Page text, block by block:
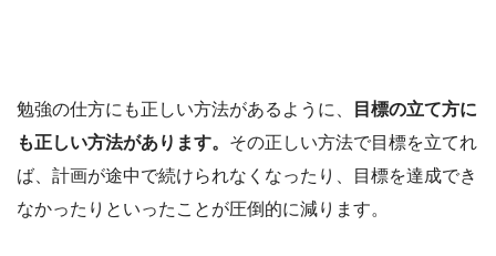
勉強の仕方にも正しい方法があるように、
目標の立て方に
も正しい方法があります。 その正しい方法で目標を立てれ
ば、計画が途中で続けられなくなったり、目標を達成でき
なかったりといったことが圧倒的に減ります。